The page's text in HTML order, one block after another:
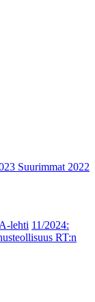
Suurimmat 2022
lehti 11/2024:
RT:n